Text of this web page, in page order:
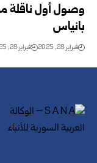
وصول أول ناقلة
بانياس
فبراير 28, 2025 فبراير 28, 2025